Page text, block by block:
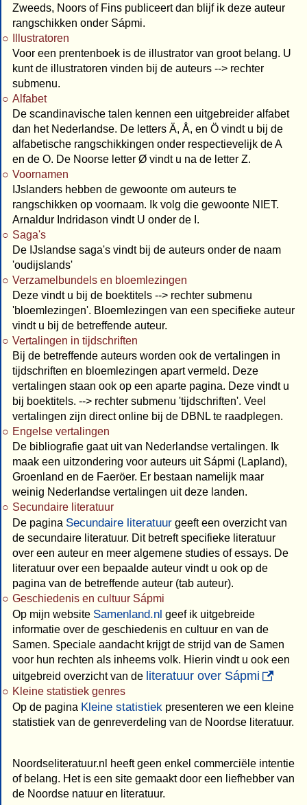
Zweeds, Noors of Fins publiceert dan blijf ik deze auteur
rangschikken onder Sápmi.
Illustratoren
Voor een prentenboek is de illustrator van groot belang. U
kunt de illustratoren vinden bij de auteurs --> rechter
submenu.
Alfabet
De scandinavische talen kennen een uitgebreider alfabet
dan het Nederlandse. De letters Ä, Å, en Ö vindt u bij de
alfabetische rangschikkingen onder respectievelijk de A
en de O. De Noorse letter Ø vindt u na de letter Z.
Voornamen
IJslanders hebben de gewoonte om auteurs te
rangschikken op voornaam. Ik volg die gewoonte NIET.
Arnaldur Indridason vindt U onder de I.
Saga's
De IJslandse saga's vindt bij de auteurs onder de naam
'oudijslands'
Verzamelbundels en bloemlezingen
Deze vindt u bij de boektitels --> rechter submenu
'bloemlezingen'. Bloemlezingen van een specifieke auteur
vindt u bij de betreffende auteur.
Vertalingen in tijdschriften
Bij de betreffende auteurs worden ook de vertalingen in
tijdschriften en bloemlezingen apart vermeld. Deze
vertalingen staan ook op een aparte pagina. Deze vindt u
bij boektitels. --> rechter submenu 'tijdschriften'. Veel
vertalingen zijn direct online bij de DBNL te raadplegen.
Engelse vertalingen
De bibliografie gaat uit van Nederlandse vertalingen. Ik
maak een uitzondering voor auteurs uit Sápmi (Lapland),
Groenland en de Faeröer. Er bestaan namelijk maar
weinig Nederlandse vertalingen uit deze landen.
Secundaire literatuur
De pagina Secundaire literatuur geeft een overzicht van
de secundaire literatuur. Dit betreft specifieke literatuur
over een auteur en meer algemene studies of essays. De
literatuur over een bepaalde auteur vindt u ook op de
pagina van de betreffende auteur (tab auteur).
Geschiedenis en cultuur Sápmi
Op mijn website Samenland.nl geef ik uitgebreide
informatie over de geschiedenis en cultuur en van de
Samen. Speciale aandacht krijgt de strijd van de Samen
voor hun rechten als inheems volk. Hierin vindt u ook een
uitgebreid overzicht van de literatuur over Sápmi
Kleine statistiek genres
Op de pagina Kleine statistiek presenteren we een kleine
statistiek van de genreverdeling van de Noordse literatuur.
Noordseliteratuur.nl heeft geen enkel commerciële intentie
of belang. Het is een site gemaakt door een liefhebber van
de Noordse natuur en literatuur.